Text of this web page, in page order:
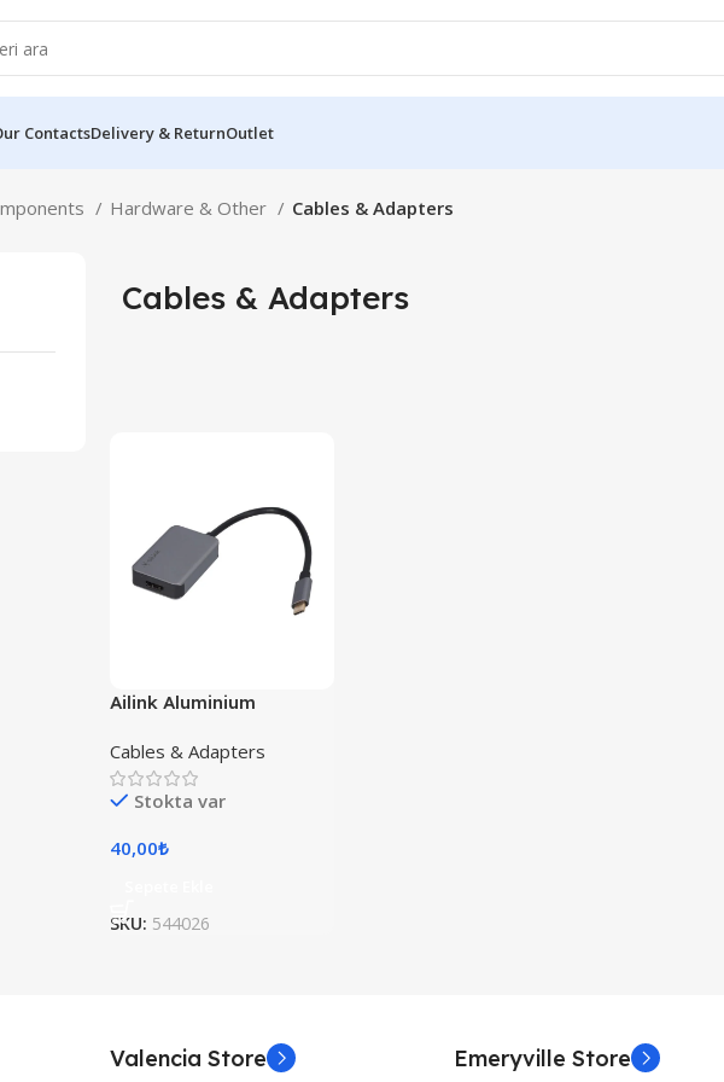
ContactsDelivery & ReturnOutlet
Hardware & Other Cables & Adapters
Cables & Adapters
Ailink Aluminium
Cables & Adapters
Stokta var
40,00₺
SKU: 544026
Valencia Store Emeryville Store